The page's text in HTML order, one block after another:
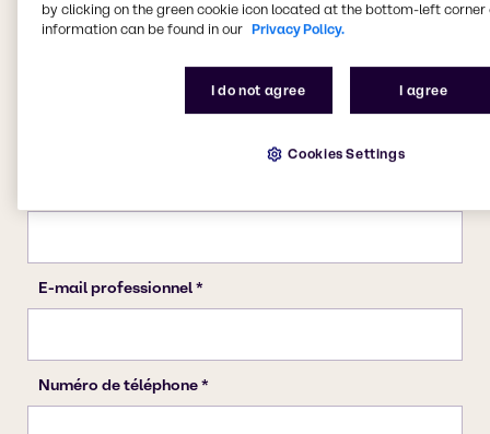
by clicking on the green cookie icon located at the bottom-left corner
information can be found in our Privacy Policy.
I do not agree I agree
Cookies Settings